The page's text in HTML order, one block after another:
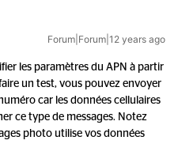
Forum|Forum|12 years ago
les paramètres du APN à partir
un test, vous pouvez envoyer
car les données cellulaires
ce type de messages. Notez
photo utilise vos données